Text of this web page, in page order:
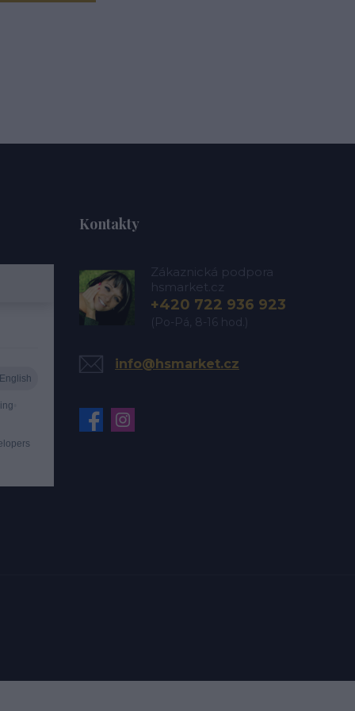
Kontakty
Zákaznická podpora
hsmarket.cz
+420 722 936 923
(Po-Pá, 8-16 hod.)
info@hsmarket.cz